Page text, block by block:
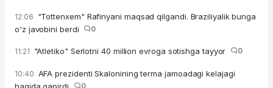
12:06 "Tottenxem" Rafinyani maqsad qilgandi. Braziliyalik bunga
o'z javobini berdi
0
11:21 "Atletiko" Serlotni 40 million evroga sotishga tayyor 0
10:40 AFA prezidenti Skalonining terma jamoadagi kelajagi
0